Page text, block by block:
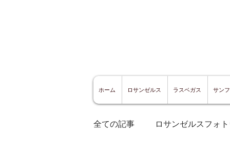
ホーム ロサンゼルス ラスベガス サン
全ての記事 ロサンゼルスフォ